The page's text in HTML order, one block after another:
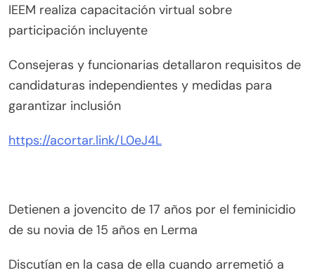
IEEM realiza capacitación virtual sobre
participación incluyente
Consejeras y funcionarias detallaron requisitos de
candidaturas independientes y medidas para
garantizar inclusión
https://acortar.link/L0eJ4L
Detienen a jovencito de 17 años por el feminicidio
de su novia de 15 años en Lerma
Discutían en la casa de ella cuando arremetió a